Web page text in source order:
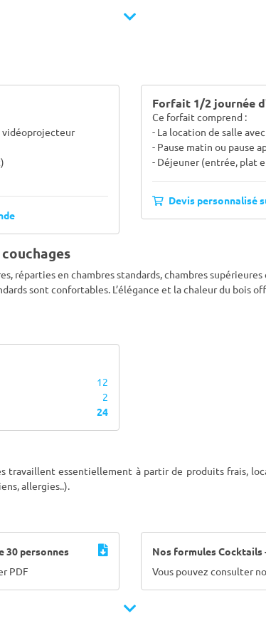
vidéoprojecteur
Forfait 1/2 journée
Ce forfait comprend :
- La location de salle
- Pause matin ou pause
- Déjeuner (entrée, plat
Devis personnalisé
réparties en chambres standards, chambres
sont confortables. L’élégance et la chaleur du bois
12
2
24
travaillent essentiellement à partir de produits frais,
allergies..).
30 personnes
PDF
Nos formules Cocktails
Vous pouvez consulter